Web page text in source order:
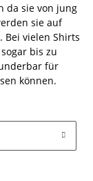
da sie von jung
sie auf
Bei vielen Shirts
bis zu
für
können.